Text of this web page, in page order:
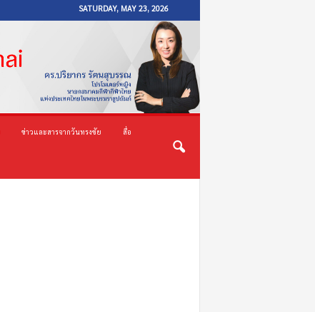
SATURDAY, MAY 23, 2026
ข่าวและสารจากวันทรงชัย สื่อ